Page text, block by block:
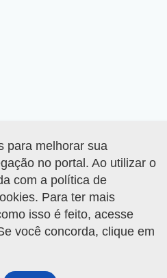
para melhorar sua
no portal. Ao utilizar o
com a política de
Para ter mais
isso é feito, acesse
você concorda, clique em